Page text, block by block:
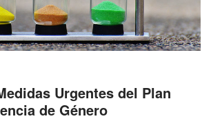
Urgentes del Plan
de Género